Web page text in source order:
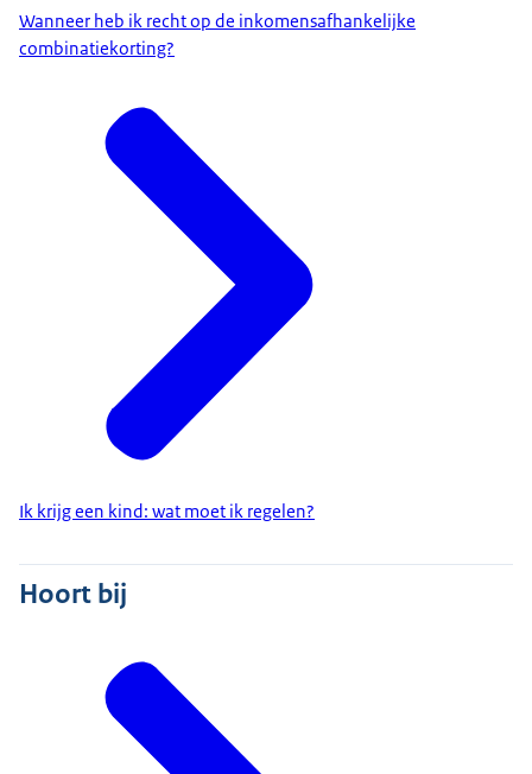
Wanneer heb ik recht op de inkomensafhankelijke
combinatiekorting?
Ik krijg een kind: wat moet ik regelen?
Hoort bij